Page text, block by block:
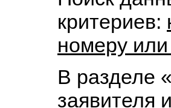
критериев:
номеру
В разделе
заявителя